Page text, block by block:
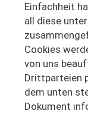
Einfachheit
all diese unter
Cookies
von uns
Drittparteien
dem unten
Dokument